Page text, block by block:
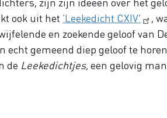
ook uit het ‘Leekedicht CXIV’
,
en zoekende geloof van
echt gemeend diep geloof te
de Leekedichtjes, een gelovig